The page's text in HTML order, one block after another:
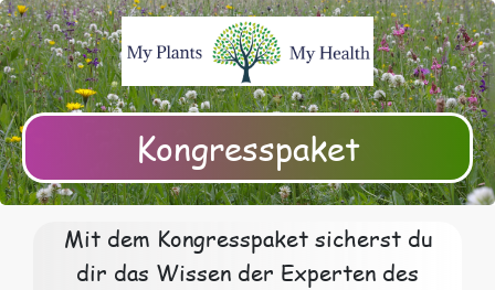
Kongresspaket
Mit dem Kongresspaket sicherst du
dir das Wissen der Experten des